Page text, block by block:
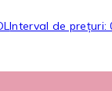
Interval de prețuri: